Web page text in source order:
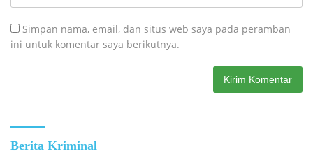
Simpan nama, email, dan situs web saya pada peramban
ini untuk komentar saya berikutnya.
Berita Kriminal